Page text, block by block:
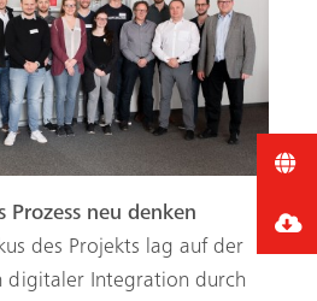
Prozess neu denken
des Projekts lag auf der
digitaler Integration durch